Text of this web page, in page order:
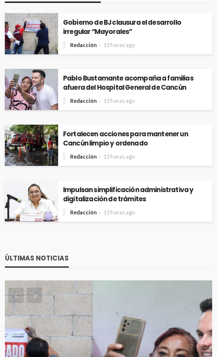
Gobierno de BJ clausura el desarrollo
irregular “Mayorales”
Redacción 15 horas ago
Pablo Bustamante acompaña a familias
afuera del Hospital General de Cancún
Redacción 15 horas ago
Fortalecen acciones para mantener un
Cancún limpio y ordenado
Redacción 15 horas ago
Impulsan simplificación administrativa y
digitalización de trámites
Redacción 15 horas ago
ÚLTIMAS NOTICIAS